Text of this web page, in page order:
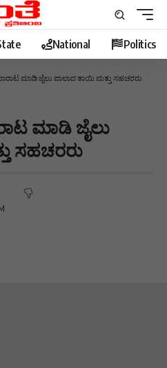
National Politics
ಮಾಡಿ ಜೈಲು ಪಾಲಾದ ತಾಯಿ ಮತ್ತು ಸಹಚರರು
ಮಾಡಿ ಜೈಲು
ಸಹಚರರು